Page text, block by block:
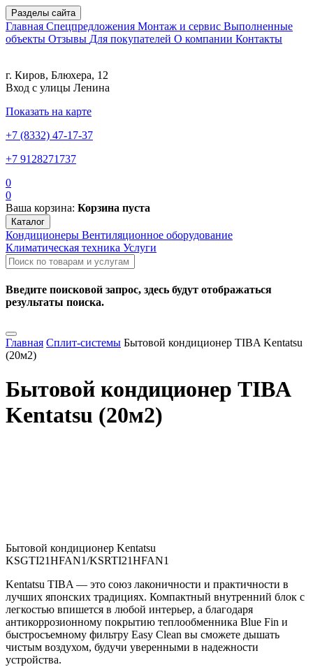
Разделы сайта
Главная Спецпредложения Монтаж и сервис Выполненные
объекты Отзывы Для покупателей О компании Контакты
г. Киров, Блюхера, 12
Вход с улицы Ленина
Показать на карте
+7 (8332) 47-17-37
+7 9128271737
0
0
Ваша корзина: Корзина пуста
Каталог
Кондиционеры Вентиляционное оборудование
Климатическая техника Услуги
Введите поисковой запрос, здесь будут отображаться
результаты поиска.
Главная Сплит-системы Бытовой кондиционер TIBA Kentatsu
(20м2)
Бытовой кондиционер TIBA
Kentatsu (20м2)
Бытовой кондиционер Kentatsu
KSGTI21HFAN1/KSRTI21HFAN1
Kentatsu TIBA — это союз лаконичности и практичности в
лучших японских традициях. Компактный внутренний блок с
легкостью впишется в любой интерьер, а благодаря
антикоррозионному покрытию теплообменника Blue Fin и
быстросъемному фильтру Easy Clean вы сможете дышать
чистым воздухом, будучи уверенными в надежности
устройства.